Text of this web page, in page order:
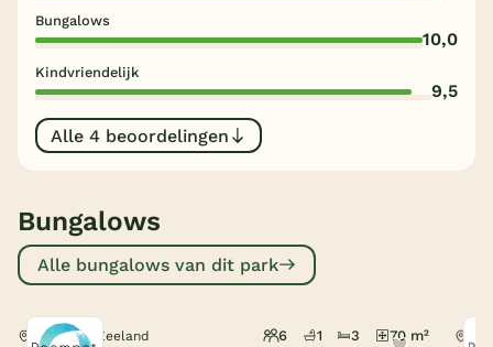
Onze e-boeken
Bungalows
10,0
Kindvriendelijk
9,5
Alle 4 beoordelingen
Bungalows
Alle bungalows van dit park
Breskens, Zeeland 6 1 3 70 m²